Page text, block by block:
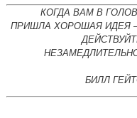
КОГДА ВАМ В
ПРИШЛА ХОРОШАЯ ИДЕЯ
БИЛЛ